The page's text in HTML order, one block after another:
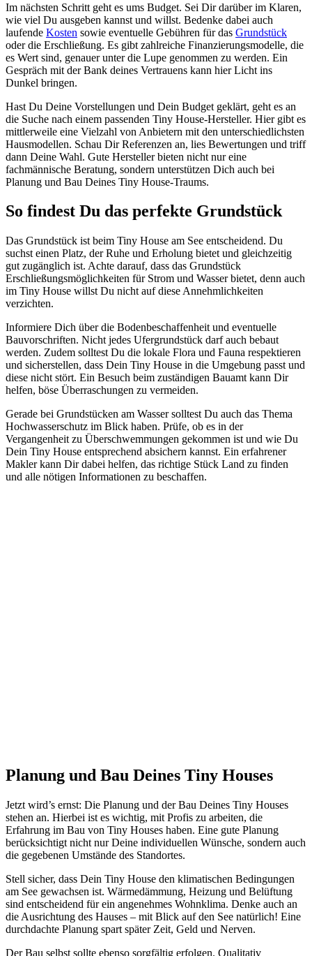
Im nächsten Schritt geht es ums Budget. Sei Dir darüber im Klaren,
wie viel Du ausgeben kannst und willst. Bedenke dabei auch
laufende Kosten sowie eventuelle Gebühren für das Grundstück
oder die Erschließung. Es gibt zahlreiche Finanzierungsmodelle, die
es Wert sind, genauer unter die Lupe genommen zu werden. Ein
Gespräch mit der Bank deines Vertrauens kann hier Licht ins
Dunkel bringen.
Hast Du Deine Vorstellungen und Dein Budget geklärt, geht es an
die Suche nach einem passenden Tiny House-Hersteller. Hier gibt es
mittlerweile eine Vielzahl von Anbietern mit den unterschiedlichsten
Hausmodellen. Schau Dir Referenzen an, lies Bewertungen und triff
dann Deine Wahl. Gute Hersteller bieten nicht nur eine
fachmännische Beratung, sondern unterstützen Dich auch bei
Planung und Bau Deines Tiny House-Traums.
So findest Du das perfekte Grundstück
Das Grundstück ist beim Tiny House am See entscheidend. Du
suchst einen Platz, der Ruhe und Erholung bietet und gleichzeitig
gut zugänglich ist. Achte darauf, dass das Grundstück
Erschließungsmöglichkeiten für Strom und Wasser bietet, denn auch
im Tiny House willst Du nicht auf diese Annehmlichkeiten
verzichten.
Informiere Dich über die Bodenbeschaffenheit und eventuelle
Bauvorschriften. Nicht jedes Ufergrundstück darf auch bebaut
werden. Zudem solltest Du die lokale Flora und Fauna respektieren
und sicherstellen, dass Dein Tiny House in die Umgebung passt und
diese nicht stört. Ein Besuch beim zuständigen Bauamt kann Dir
helfen, böse Überraschungen zu vermeiden.
Gerade bei Grundstücken am Wasser solltest Du auch das Thema
Hochwasserschutz im Blick haben. Prüfe, ob es in der
Vergangenheit zu Überschwemmungen gekommen ist und wie Du
Dein Tiny House entsprechend absichern kannst. Ein erfahrener
Makler kann Dir dabei helfen, das richtige Stück Land zu finden
und alle nötigen Informationen zu beschaffen.
Planung und Bau Deines Tiny Houses
Jetzt wird’s ernst: Die Planung und der Bau Deines Tiny Houses
stehen an. Hierbei ist es wichtig, mit Profis zu arbeiten, die
Erfahrung im Bau von Tiny Houses haben. Eine gute Planung
berücksichtigt nicht nur Deine individuellen Wünsche, sondern auch
die gegebenen Umstände des Standortes.
Stell sicher, dass Dein Tiny House den klimatischen Bedingungen
am See gewachsen ist. Wärmedämmung, Heizung und Belüftung
sind entscheidend für ein angenehmes Wohnklima. Denke auch an
die Ausrichtung des Hauses – mit Blick auf den See natürlich! Eine
durchdachte Planung spart später Zeit, Geld und Nerven.
Der Bau selbst sollte ebenso sorgfältig erfolgen. Qualitativ